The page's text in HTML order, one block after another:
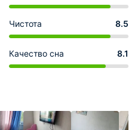
Чистота 8.5
Качество сна 8.1